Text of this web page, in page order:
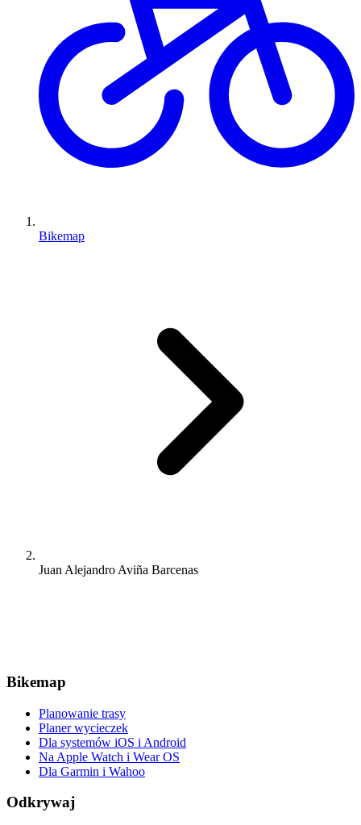
Bikemap
Juan Alejandro Aviña Barcenas
Bikemap
Planowanie trasy
Planer wycieczek
Dla systemów iOS i Android
Na Apple Watch i Wear OS
Dla Garmin i Wahoo
Odkrywaj